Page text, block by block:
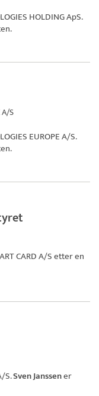
HOLDING ApS.
A/S
EUROPE A/S.
CARD A/Setter en
S.Sven Janssener